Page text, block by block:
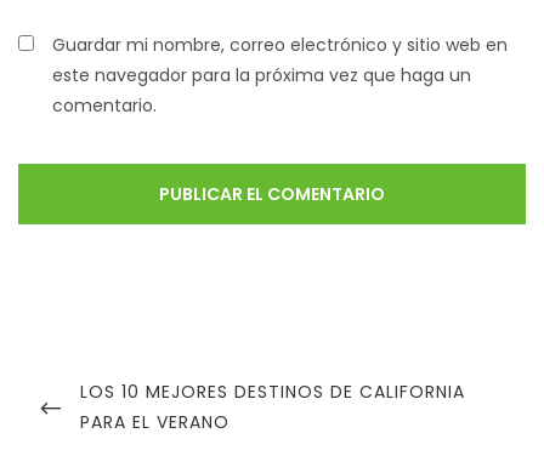
Guardar mi nombre, correo electrónico y sitio web en
este navegador para la próxima vez que haga un
comentario.
LOS 10 MEJORES DESTINOS DE CALIFORNIA
PARA EL VERANO